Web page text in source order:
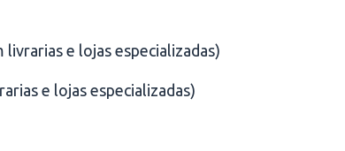
e lojas especializadas)
e lojas especializadas)